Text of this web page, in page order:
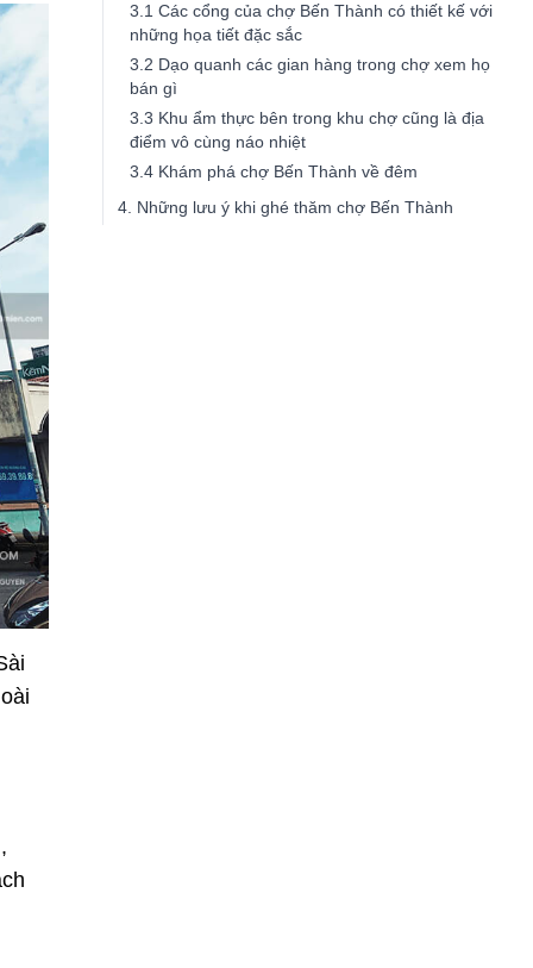
3.1 Các cổng của chợ Bến Thành có thiết kế với
những họa tiết đặc sắc
3.2 Dạo quanh các gian hàng trong chợ xem họ
bán gì
3.3 Khu ẩm thực bên trong khu chợ cũng là địa
điểm vô cùng náo nhiệt
3.4 Khám phá chợ Bến Thành về đêm
4. Những lưu ý khi ghé thăm chợ Bến Thành